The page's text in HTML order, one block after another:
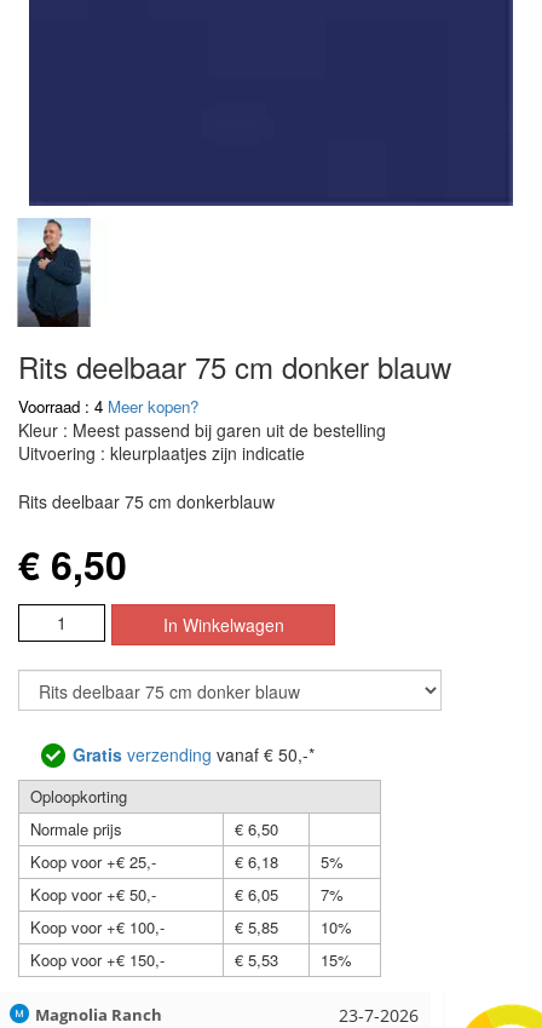
Rits deelbaar 75 cm donker blauw
Voorraad : 4 Meer kopen?
Kleur : Meest passend bij garen uit de bestelling
Uitvoering : kleurplaatjes zijn indicatie
Rits deelbaar 75 cm donkerblauw
€ 6,50
Gratis verzending vanaf € 50,-*
Oploopkorting
Normale prijs
€ 6,50
Koop voor +€ 25,-
€ 6,18
5%
Koop voor +€ 50,-
€ 6,05
7%
Koop voor +€ 100,-
€ 5,85
10%
Koop voor +€ 150,-
€ 5,53 15%
17-7-2026
Hilde uit Loyers Loes uit